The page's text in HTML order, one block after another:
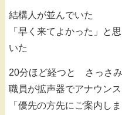
結構人が並んでいた
「早く来てよかった」と
いた
20分ほど経つと さっさ
職員が拡声器でアナウンス
「優先の方先にご案内し